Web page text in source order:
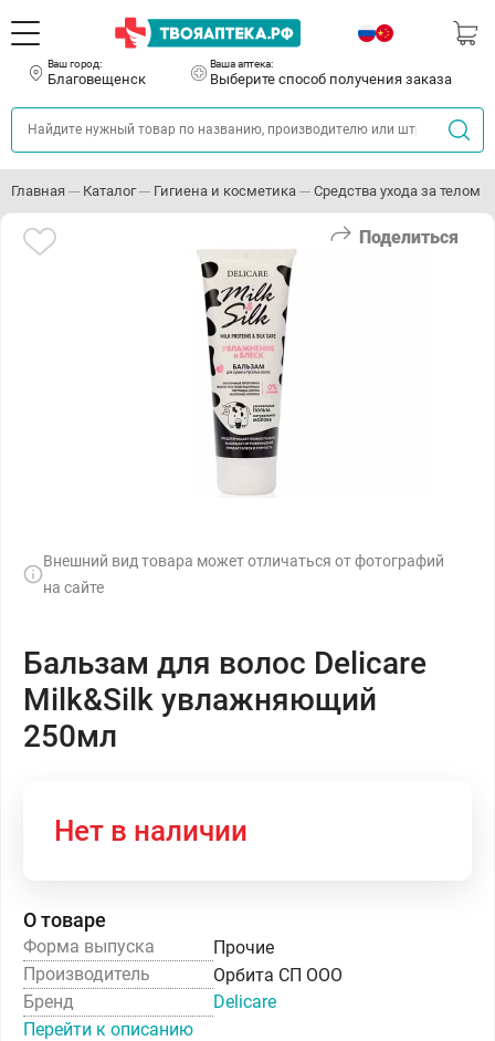
Ваш город:
Благовещенск
Ваша аптека:
Выберите способ получения заказа
Главная Каталог Гигиена и косметика Средства ухода за телом
Поделиться
Внешний вид товара может отличаться от фотографий
на сайте
Бальзам для волос Delicare
Milk&Silk увлажняющий
250мл
Нет в наличии
О товаре
Форма выпуска
Прочие
Производитель
Орбита СП ООО
Бренд
Delicare
Перейти к описанию